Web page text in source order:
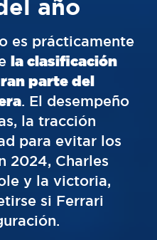
año
es prácticamente
la clasificación
parte del
. El desempeño
la tracción
para evitar los
2024, Charles
y la victoria,
si Ferrari